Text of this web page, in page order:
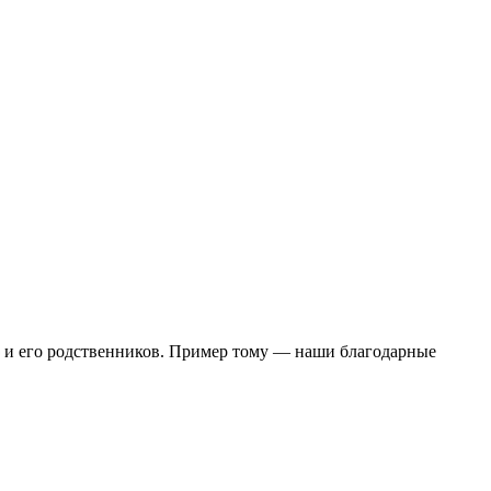
его родственников. Пример тому — наши благодарные